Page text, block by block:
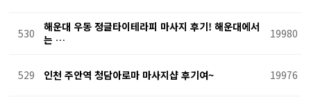
530
해운대 우동 정글타이테라피 마사지 후기! 해운대에서
는 …
19980
529 인천 주안역 청담아로마 마사지샵 후기여~ 19976